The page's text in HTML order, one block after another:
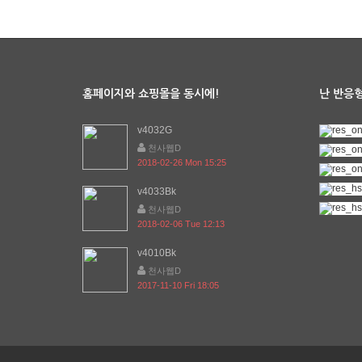
홈페이지와 쇼핑몰을 동시에!
v4032G
천사웹D
2018-02-26 Mon 15:25
v4033Bk
천사웹D
2018-02-06 Tue 12:13
v4010Bk
천사웹D
2017-11-10 Fri 18:05
난 반응